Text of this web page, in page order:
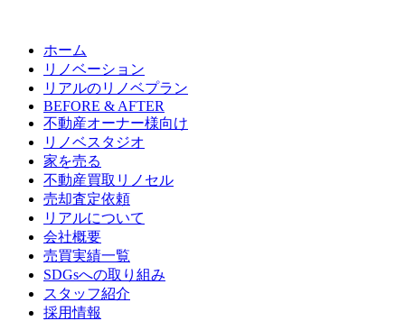
ホーム
リノベーション
リアルのリノベプラン
BEFORE & AFTER
不動産オーナー様向け
リノベスタジオ
家を売る
不動産買取リノセル
売却査定依頼
リアルについて
会社概要
売買実績一覧
SDGsへの取り組み
スタッフ紹介
採用情報